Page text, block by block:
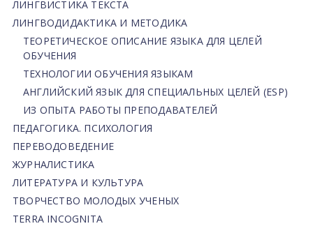
ЛИНГВИСТИКА ТЕКСТА
ЛИНГВОДИДАКТИКА И МЕТОДИКА
ТЕОРЕТИЧЕСКОЕ ОПИСАНИЕ ЯЗЫКА ДЛЯ ЦЕЛЕЙ
ОБУЧЕНИЯ
ТЕХНОЛОГИИ ОБУЧЕНИЯ ЯЗЫКАМ
АНГЛИЙСКИЙ ЯЗЫК ДЛЯ СПЕЦИАЛЬНЫХ ЦЕЛЕЙ (ESP)
ИЗ ОПЫТА РАБОТЫ ПРЕПОДАВАТЕЛЕЙ
ПЕДАГОГИКА. ПСИХОЛОГИЯ
ПЕРЕВОДОВЕДЕНИЕ
ЖУРНАЛИСТИКА
ЛИТЕРАТУРА И КУЛЬТУРА
ТВОРЧЕСТВО МОЛОДЫХ УЧЕНЫХ
TERRA INCOGNITA